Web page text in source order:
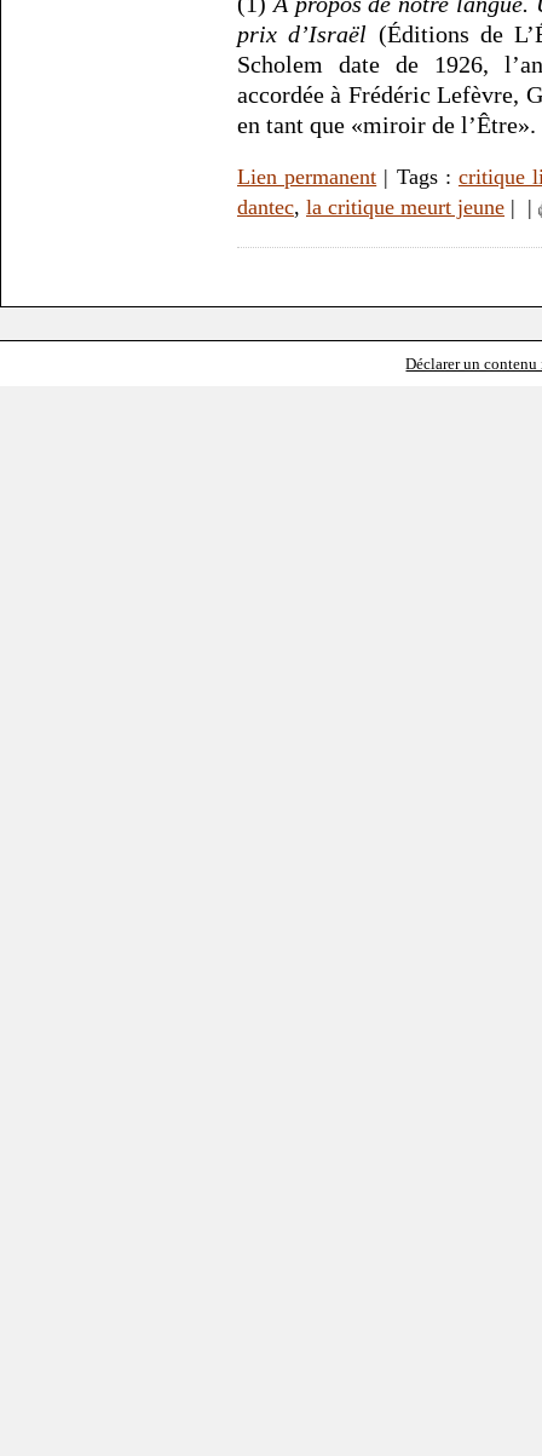
prix d’Israël (Éditions de
Scholem date de 1926,
accordée à Frédéric Lefèvre,
en tant que «miroir de l’Être».
Lien permanent | Tags : critique
dantec, la critique meurt jeune | |
Déclarer un